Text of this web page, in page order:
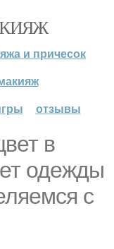
и причесок
отзывы
в
одежды
с